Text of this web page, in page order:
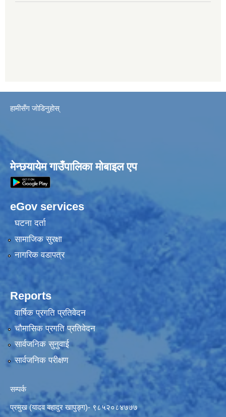
हामीसँग जाेडिनुहाेस्
मेन्छयायेम गाउँपालिका मोबाइल एप
eGov services
घटना दर्ता
सामाजिक सुरक्षा
नागरिक वडापत्र
Reports
वार्षिक प्रगति प्रतिवेदन
चौमासिक प्रगति प्रतिवेदन
सार्वजनिक सुनुवाई
सार्वजनिक परीक्षण
सम्पर्क
प्रमुख (यादव बहादुर खापुङ्ग)- ९८५२०८४७७७